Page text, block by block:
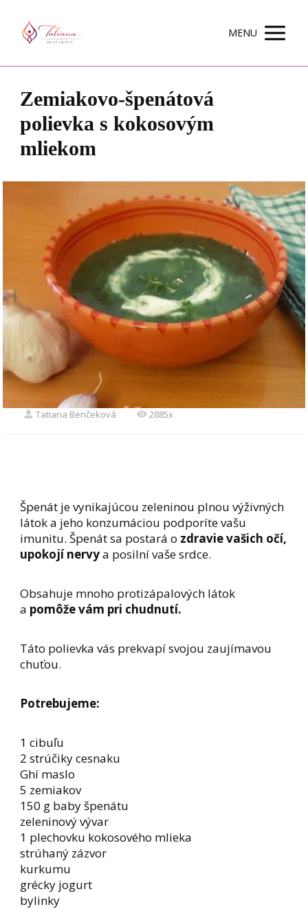
MENU
Zemiakovo-špenátová
polievka s kokosovým
mliekom
Tatiana Benčeková 2885x
Špenát je vynikajúcou zeleninou plnou výživných
látok a jeho konzumáciou podporíte vašu
imunitu. Špenát sa postará o zdravie vašich očí,
upokojí nervya posilní vaše srdce.
Obsahuje mnoho protizápalových látok
a pomôže vám pri chudnutí.
Táto polievka vás prekvapí svojou zaujímavou
chuťou.
Potrebujeme:
1 cibuľu
2 strúčiky cesnaku
Ghí maslo
5 zemiakov
150 g baby špenátu
zeleninový vývar
1 plechovku kokosového mlieka
strúhaný zázvor
kurkumu
grécky jogurt
bylinky